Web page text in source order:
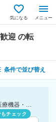
気になる メニュー
迎 の転
条件で並び替え
[勤務地]群馬県 [業種]医療機器メーカー業界-医薬品・医療機器・ライフサイエンス・医療系サービス [こだわり条件ピックアップ]業種未経験歓迎 [詳細条件](募集・採用情報)業種未経験歓迎
チェック